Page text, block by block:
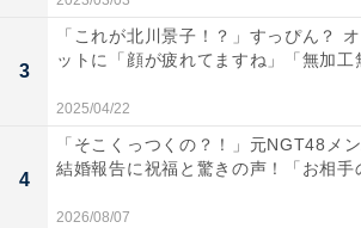
3
「これが北川景子！？」すっぴん？
ットに「顔が疲れてますね」「無加工
2025/04/22
4
「そこくっつくの？！」元NGT48メン
結婚報告に祝福と驚きの声！「お相手
2026/08/07